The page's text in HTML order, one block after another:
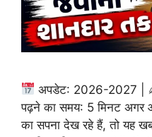
अपडेट: 2026-2027
पढ़ने का समय: 5 मिनट अगर
का सपना देख रहे हैं, तो यह